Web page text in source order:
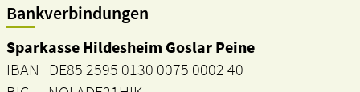
Bankverbindungen
Sparkasse Hildesheim Goslar Peine
IBAN DE85 2595 0130 0075 0002 40